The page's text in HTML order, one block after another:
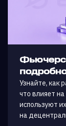
Узнайте, как
что влияет
используют
на